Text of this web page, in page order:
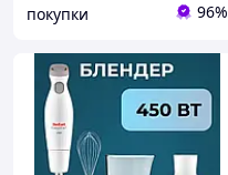
покупки 96%